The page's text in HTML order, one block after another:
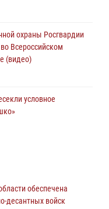
охраны Росгвардии
Всероссийском
(видео)
условное
в новой музейной
обеспечена
десантных войск